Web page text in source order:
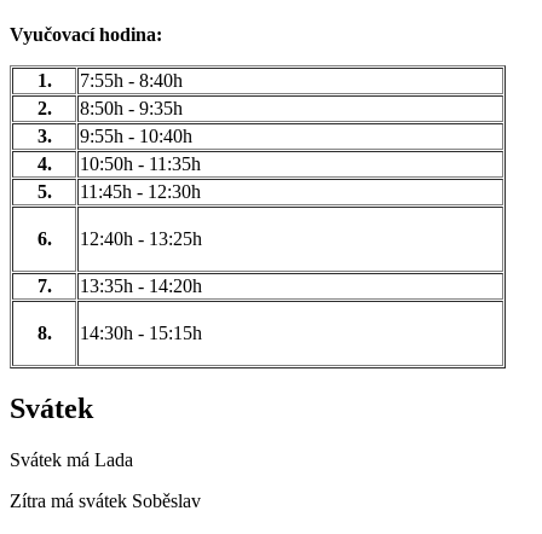
Vyučovací hodina:
1.
7:55h - 8:40h
2.
8:50h - 9:35h
3.
9:55h - 10:40h
4.
10:50h - 11:35h
5.
11:45h - 12:30h
6. 12:40h - 13:25h
7. 13:35h - 14:20h
8. 14:30h - 15:15h
Svátek
Svátek má Lada
Zítra má svátek Soběslav